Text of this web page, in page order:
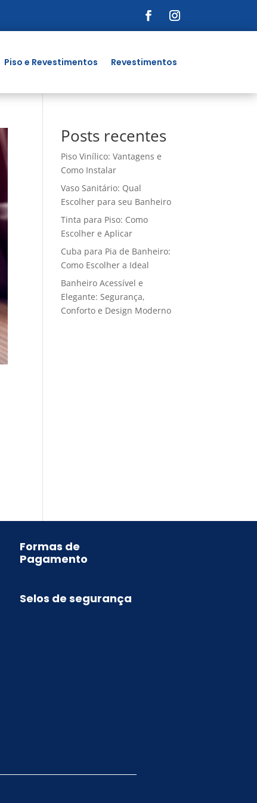
Piso e Revestimentos Revestimentos
Posts recentes
Piso Vinílico: Vantagens e
Como Instalar
Vaso Sanitário: Qual
Escolher para seu Banheiro
Tinta para Piso: Como
Escolher e Aplicar
Cuba para Pia de Banheiro:
Como Escolher a Ideal
Banheiro Acessível e
Elegante: Segurança,
Conforto e Design Moderno
Formas de
Pagamento
Selos de segurança